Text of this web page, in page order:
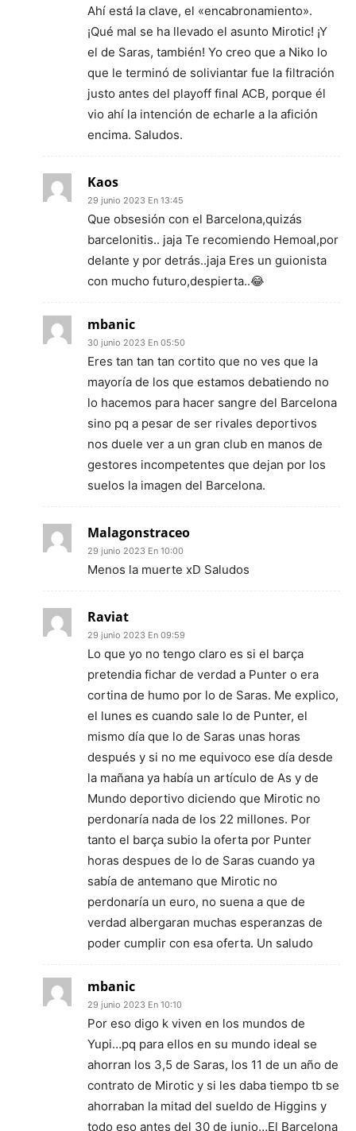
Ahí está la clave, el «encabronamiento».
¡Qué mal se ha llevado el asunto Mirotic! ¡Y
el de Saras, también! Yo creo que a Niko lo
que le terminó de soliviantar fue la filtración
justo antes del playoff final ACB, porque él
vio ahí la intención de echarle a la afición
encima. Saludos.
Kaos
29 junio 2023 En 13:45
Que obsesión con el Barcelona,quizás
barcelonitis.. jaja Te recomiendo Hemoal,por
delante y por detrás..jaja Eres un guionista
con mucho futuro,despierta..😂
mbanic
30 junio 2023 En 05:50
Eres tan tan tan cortito que no ves que la
mayoría de los que estamos debatiendo no
lo hacemos para hacer sangre del Barcelona
sino pq a pesar de ser rivales deportivos
nos duele ver a un gran club en manos de
gestores incompetentes que dejan por los
suelos la imagen del Barcelona.
Malagonstraceo
29 junio 2023 En 10:00
Menos la muerte xD Saludos
Raviat
29 junio 2023 En 09:59
Lo que yo no tengo claro es si el barça
pretendia fichar de verdad a Punter o era
cortina de humo por lo de Saras. Me explico,
el lunes es cuando sale lo de Punter, el
mismo día que lo de Saras unas horas
después y si no me equivoco ese día desde
la mañana ya había un artículo de As y de
Mundo deportivo diciendo que Mirotic no
perdonaría nada de los 22 millones. Por
tanto el barça subio la oferta por Punter
horas despues de lo de Saras cuando ya
sabía de antemano que Mirotic no
perdonaría un euro, no suena a que de
verdad albergaran muchas esperanzas de
poder cumplir con esa oferta. Un saludo
mbanic
29 junio 2023 En 10:10
Por eso digo k viven en los mundos de
Yupi…pq para ellos en su mundo ideal se
ahorran los 3,5 de Saras, los 11 de un año de
contrato de Mirotic y si les daba tiempo tb se
ahorraban la mitad del sueldo de Higgins y
todo eso antes del 30 de junio…El Barcelona